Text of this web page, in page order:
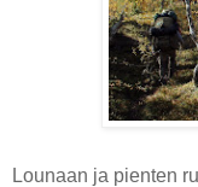
Lounaan ja pienten